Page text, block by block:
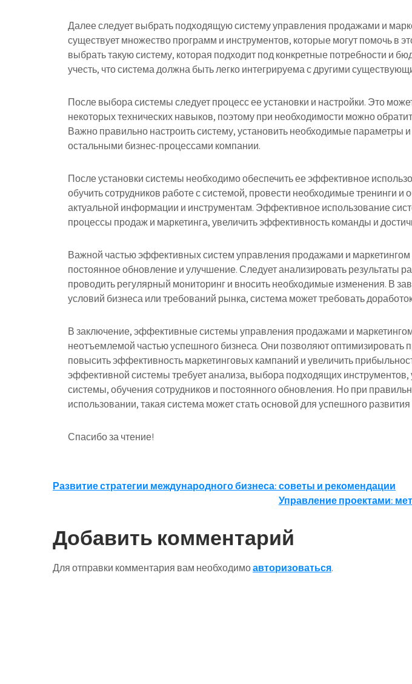
Далее следует выбрать подходящую систему управления продажами и
существует множество программ и инструментов, которые могут помочь в
выбрать такую систему, которая подходит под конкретные потребности и
учесть, что система должна быть легко интегрируема с другими
После выбора системы следует процесс ее установки и настройки. Это
некоторых технических навыков, поэтому при необходимости можно
Важно правильно настроить систему, установить необходимые параметры и
остальными бизнес-процессами компании.
После установки системы необходимо обеспечить ее эффективное
обучить сотрудников работе с системой, провести необходимые тренинги и
актуальной информации и инструментам. Эффективное использование
процессы продаж и маркетинга, увеличить эффективность команды и
Важной частью эффективных систем управления продажами и маркетингом
постоянное обновление и улучшение. Следует анализировать результаты
проводить регулярный мониторинг и вносить необходимые изменения. В
условий бизнеса или требований рынка, система может требовать
В заключение, эффективные системы управления продажами и
неотъемлемой частью успешного бизнеса. Они позволяют оптимизировать
повысить эффективность маркетинговых кампаний и увеличить
эффективной системы требует анализа, выбора подходящих инструментов,
системы, обучения сотрудников и постоянного обновления. Но при
использовании, такая система может стать основой для успешного развития
Спасибо за чтение!
Навигация
записям
Развитие стратегии международного бизнеса: советы и рекомендации
Управление проектами:
Добавить комментарий
Для отправки комментария вам необходимоавторизоваться.